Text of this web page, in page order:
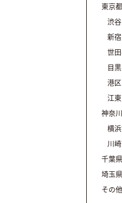
東京都
渋
新
世
目
港区
江
神奈
横
川
千葉県
埼玉県
その他